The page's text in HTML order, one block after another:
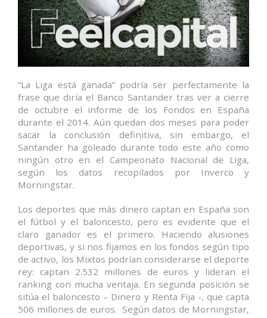
“La Liga está ganada” podría ser perfectamente la
frase que diría el Banco Santander tras ver a cierre
de octubre el informe de los Fondos en España
durante el 2014. Aún quedan dos meses para poder
sacar la conclusión definitiva, sin embargo, el
Santander ha goleado durante todo este año como
ningún otro en el Campeonato Nacional de Liga,
según los datos recopilados por Inverco y
Morningstar.
Los deportes que más dinero captan en España son
el fútbol y el baloncesto, pero es evidente que el
claro ganador es el primero. Haciendo alusiones
deportivas, y si nos fijamos en los fondos según tipo
de activo, los Mixtos podrían considerarse el deporte
rey: captan 2.532 millones de euros y lideran el
ranking con mucha ventaja. En segunda posición se
sitúa el baloncesto – Dinero y Renta Fija -, que capta
506 millones de euros. Según datos de Morningstar,